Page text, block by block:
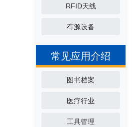
RFID天线
有源设备
常见应用介绍
图书档案
医疗行业
工具管理